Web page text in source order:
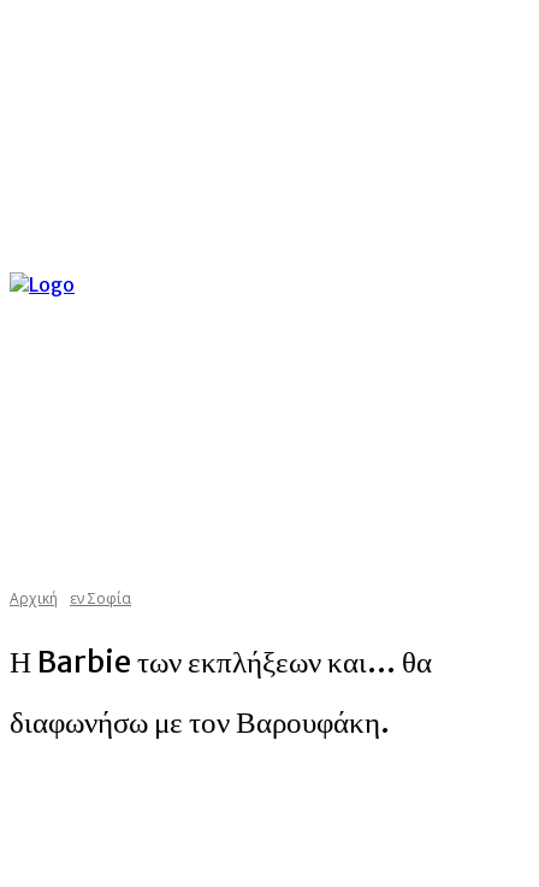
Αρχική εν Σοφία
Η Barbie των εκπλήξεων και… θα
διαφωνήσω με τον Βαρουφάκη.